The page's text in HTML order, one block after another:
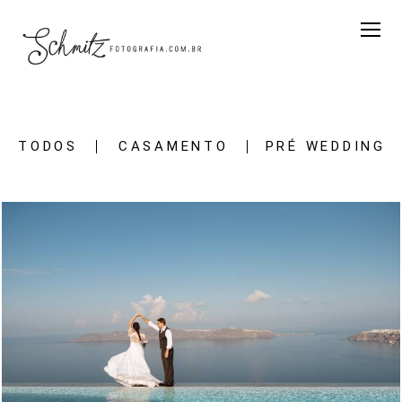
TODOS CASAMENTO PRÉ WEDDING
3073